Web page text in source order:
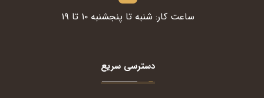
ساعت کار: شنبه تا پنجشنبه ۱۰ تا ۱۹
دسترسی سریع